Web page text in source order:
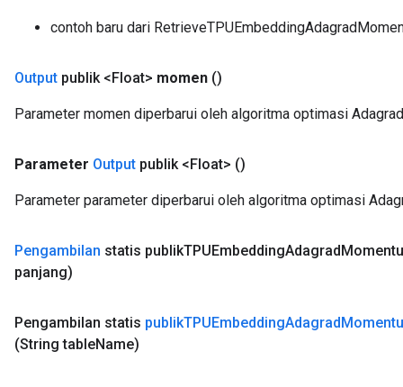
contoh baru dari
Output publik <Float> momen ()
Parameter momen diperbarui oleh algoritma optimasi
Parameter Output publik <Float> ()
Parameter parameter diperbarui oleh algoritma optimasi
Pengambilan statis publikTPUEmbeddingAdagrad
panjang)
Pengambilan statis publikTPUEmbeddingAdagrad
(String tableName)